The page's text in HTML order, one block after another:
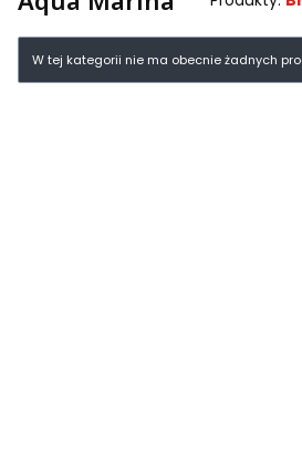
Lista produktów
W tej kategorii nie ma obecnie żadnych